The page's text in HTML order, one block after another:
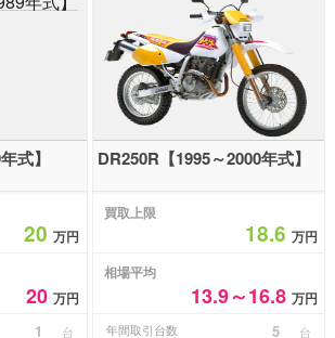
式】
20万円
20万円
1 台
DR250R【1995～2000年式】
買取上限
18.6 万円
相場平均
13.9～16.8 万円
年間取引台数 5 台